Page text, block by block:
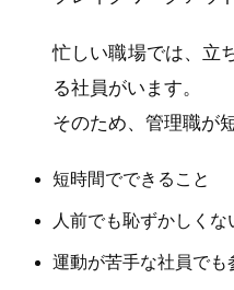
忙しい職場では、立
る社員がいます。
そのため、管理職が
短時間でできること
人前でも恥ずかしくな
運動が苦手な社員でも